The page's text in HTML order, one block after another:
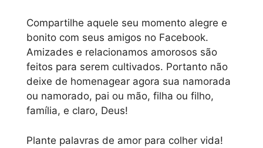
Compartilhe aquele seu momento alegre e
bonito com seus amigos no Facebook.
Amizades e relacionamos amorosos são
feitos para serem cultivados. Portanto não
deixe de homenagear agora sua namorada
ou namorado, pai ou mão, filha ou filho,
família, e claro, Deus!
Plante palavras de amor para colher vida!